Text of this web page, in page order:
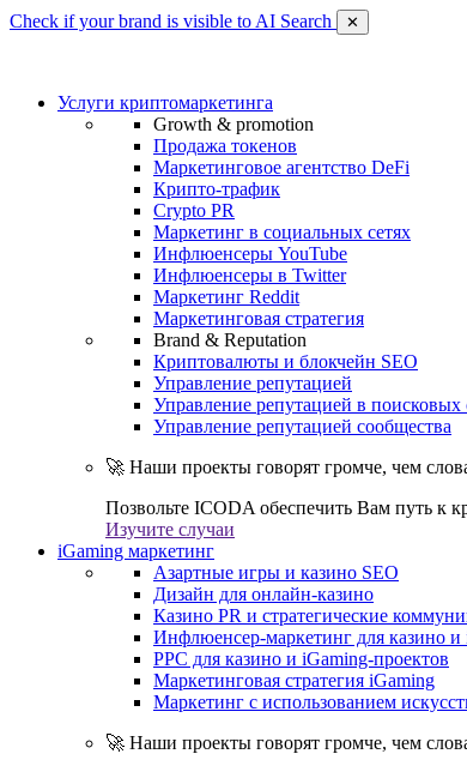
Check if your brand is visible to AI Search ✕
Услуги криптомаркетинга
Growth & promotion
Продажа токенов
Маркетинговое агентство DeFi
Крипто-трафик
Crypto PR
Маркетинг в социальных сетях
Инфлюенсеры YouTube
Инфлюенсеры в Twitter
Маркетинг Reddit
Маркетинговая стратегия
Brand & Reputation
Криптовалюты и блокчейн SEO
Управление репутацией
Управление репутацией в поисковых
Управление репутацией сообщества
🚀 Наши проекты говорят громче, чем
Позвольте ICODA обеспечить Вам путь к
Изучите случаи
iGaming маркетинг
Азартные игры и казино SEO
Дизайн для онлайн-казино
Казино PR и стратегические
Инфлюенсер-маркетинг для казино и
PPC для казино и iGaming-проектов
Маркетинговая стратегия iGaming
Маркетинг с использованием
🚀 Наши проекты говорят громче, чем